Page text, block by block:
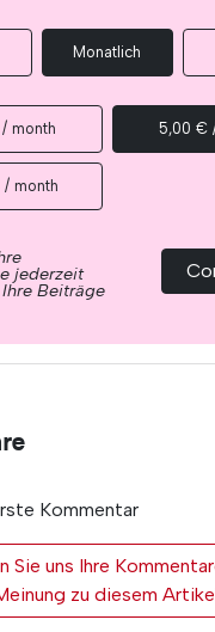
Monatlich
month 5,00 €
/ month
jederzeit
Beiträge
Kommentar
Sie uns Ihre
zu diesem